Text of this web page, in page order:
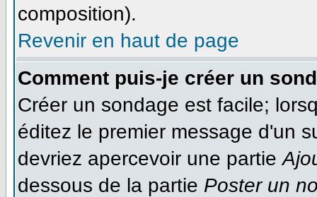
composition).
Revenir en haut de page
Comment puis-je créer un
Créer un sondage est facile;
éditez le premier message d'un
devriez apercevoir une partie
dessous de la partie Poster un